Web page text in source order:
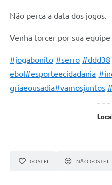
Jornal
Covid -19 em Serro
Links
Audiências Públicas
Não perca a data dos jogos.
Venha torcer por sua
#jogabonito #serro #ddd38
ebol#esporteecidadania
griaeousadia#vamosjuntos
GOSTEI NÃO GOSTEI